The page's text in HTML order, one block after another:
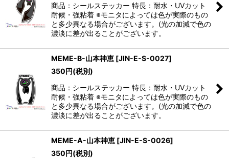
商品：シールステッカー 特長：耐水・UVカット
耐候・強粘着 ※モニタによっては色が実際のもの
と多少異なる場合がございます。(光の加減で色の
濃淡に差が出ることがございます。
MEME-B-山本神恵 [JIN-E-S-0027]
350円(税別)
商品：シールステッカー 特長：耐水・UVカット
耐候・強粘着 ※モニタによっては色が実際のもの
と多少異なる場合がございます。(光の加減で色の
濃淡に差が出ることがございます。
MEME-A-山本神恵 [JIN-E-S-0026]
350円(税別)